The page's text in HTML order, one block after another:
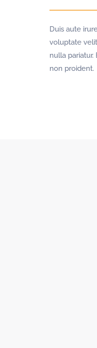
Duis aute
voluptate
nulla
non proident.